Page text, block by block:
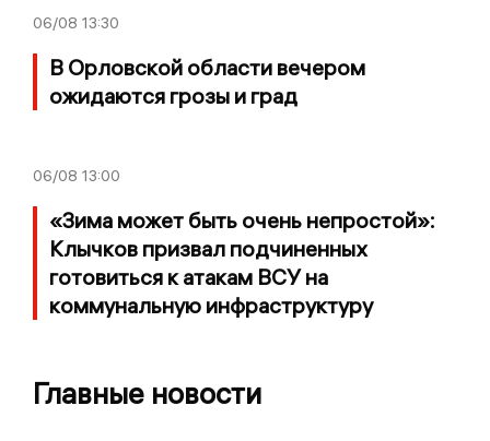
06/08 13:30
В Орловской области вечером
ожидаются грозы и град
06/08 13:00
«Зима может быть очень непростой»:
Клычков призвал подчиненных
готовиться к атакам ВСУ на
коммунальную инфраструктуру
Главные новости